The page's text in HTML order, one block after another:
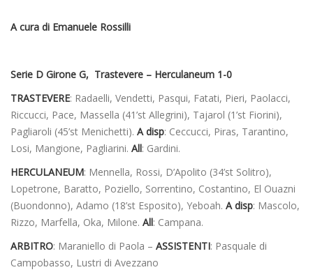
A cura di Emanuele Rossilli
Serie D Girone G, Trastevere – Herculaneum 1-0
TRASTEVERE: Radaelli, Vendetti, Pasqui, Fatati, Pieri, Paolacci,
Riccucci, Pace, Massella (41’st Allegrini), Tajarol (1’st Fiorini),
Pagliaroli (45’st Menichetti). A disp: Ceccucci, Piras, Tarantino,
Losi, Mangione, Pagliarini. All: Gardini.
HERCULANEUM: Mennella, Rossi, D’Apolito (34’st Solitro),
Lopetrone, Baratto, Poziello, Sorrentino, Costantino, El Ouazni
(Buondonno), Adamo (18’st Esposito), Yeboah. A disp: Mascolo,
Rizzo, Marfella, Oka, Milone. All: Campana.
ARBITRO: Maraniello di Paola – ASSISTENTI: Pasquale di
Campobasso, Lustri di Avezzano